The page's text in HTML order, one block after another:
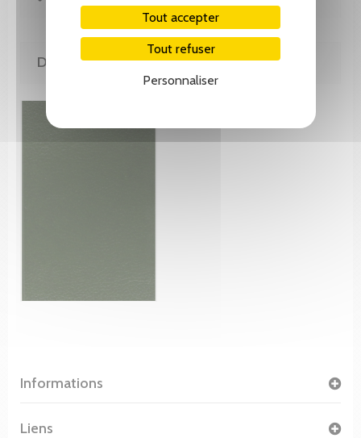
Tout accepter
Tout refuser
Personnaliser
DE MÊME AUTEUR(E)
Informations
Liens